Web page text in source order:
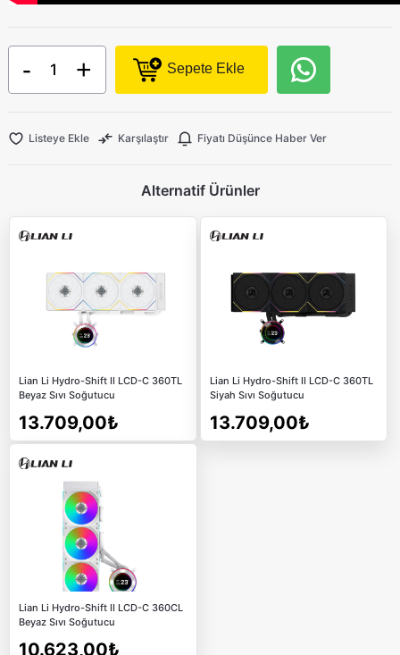
- + Sepete Ekle
Listeye Ekle Karşılaştır Fiyatı Düşünce Haber Ver
Alternatif Ürünler
Lian Li Hydro-Shift II LCD-C 360TL
Beyaz Sıvı Soğutucu
13.709,00₺
Lian Li Hydro-Shift II LCD-C 360TL
Siyah Sıvı Soğutucu
13.709,00₺
Lian Li Hydro-Shift II LCD-C 360CL
Beyaz Sıvı Soğutucu
10.623,00₺